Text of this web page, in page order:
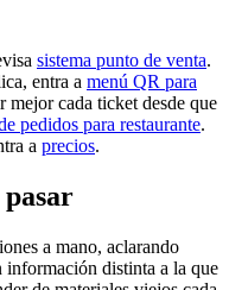
sistema punto de venta.
entra a menú QR para
mejor cada ticket desde que
pedidos para restaurante.
a precios.
a mano, aclarando
información distinta a la que